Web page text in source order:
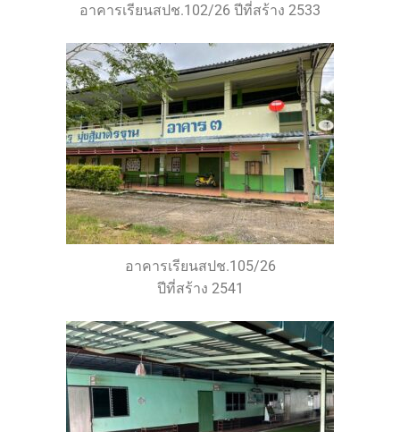
อาคารเรียนสปช.102/26 ปีที่สร้าง 2533
อาคารเรียนสปช.105/26
ปีที่สร้าง 2541